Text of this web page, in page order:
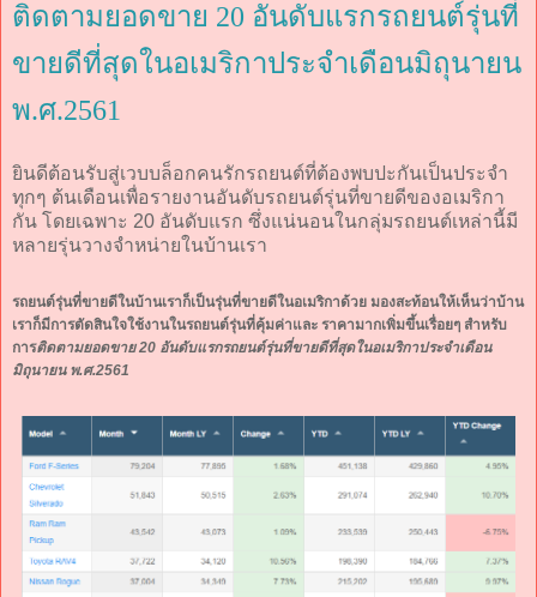
ติดตามยอดขาย 20 อันดับแรกรถยนต์รุ่นที่
ขายดีที่สุดในอเมริกาประจำเดือนมิถุนายน
พ.ศ.2561
ยินดีต้อนรับสู่เวบบล็อกคนรักรถยนต์ที่ต้องพบปะกันเป็นประจำ
ทุกๆ ต้นเดือนเพื่อรายงานอันดับรถยนต์รุ่นที่ขายดีของอเมริกา
กัน โดยเฉพาะ 20 อันดับแรก ซึ่งแน่นอนในกลุ่มรถยนต์เหล่านี้มี
หลายรุ่นวางจำหน่ายในบ้านเรา
รถยนต์รุ่นที่ขายดีในบ้านเราก็เป็นรุ่นที่ขายดีในอเมริกาด้วย มองสะท้อนให้เห็นว่าบ้าน
เราก็มีการตัดสินใจใช้งานในรถยนต์รุ่นที่คุ้มค่าและ ราคามากเพิ่มขึ้นเรื่อยๆ สำหรับ
การติดตามยอดขาย 20 อันดับแรกรถยนต์รุ่นที่ขายดีที่สุดในอเมริกาประจำเดือน
มิถุนายน พ.ศ.2561